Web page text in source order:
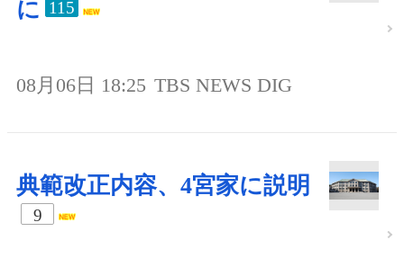
に 115
08月06日 18:25 TBS NEWS DIG
典範改正内容、4宮家に説明
9